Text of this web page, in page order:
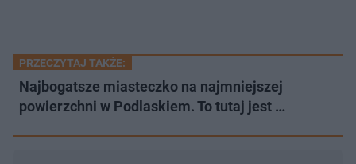
PRZECZYTAJ TAKŻE:
Najbogatsze miasteczko na najmniejszej
powierzchni w Podlaskiem. To tutaj jest …